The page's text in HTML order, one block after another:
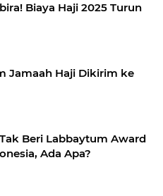
Biaya Haji 2025 Turun
Beri Labbaytum Award
Ada Apa?